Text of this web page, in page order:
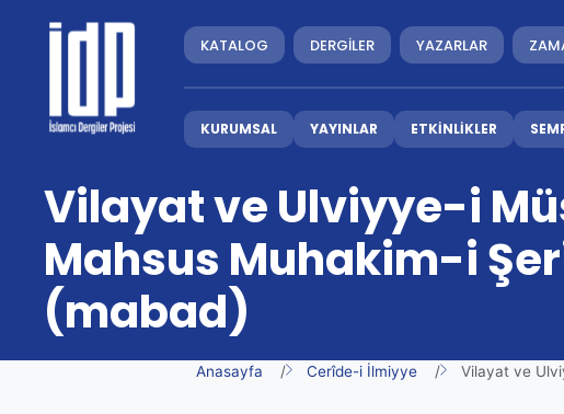
KATALOG DERGİLER YAZARLAR
KURUMSAL YAYINLAR ETKİNLİKLER
Vilayat ve Ulviyye-i
Mahsus Muhakim-i
(mabad)
Anasayfa Cerîde-i İlmiyye Vilayat ve